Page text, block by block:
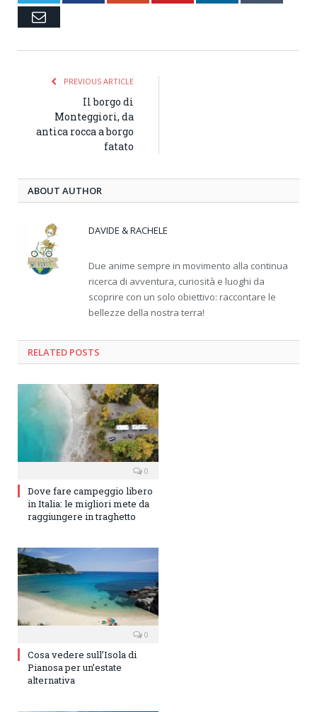
Email
PREVIOUS ARTICLE
Il borgo di
Monteggiori, da
antica rocca a borgo
fatato
ABOUT AUTHOR
DAVIDE & RACHELE
Due anime sempre in movimento alla continua
ricerca di avventura, curiosità e luoghi da
scoprire con un solo obiettivo: raccontare le
bellezze della nostra terra!
RELATED POSTS
0
Dove fare campeggio libero
in Italia: le migliori mete da
raggiungere in traghetto
0
Cosa vedere sull’Isola di
Pianosa per un’estate
alternativa